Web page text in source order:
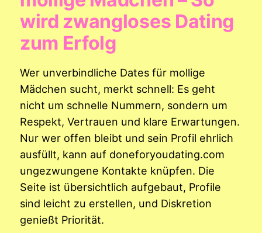
wird zwangloses Dating
zum Erfolg
Wer unverbindliche Dates für mollige
Mädchen sucht, merkt schnell: Es geht
nicht um schnelle Nummern, sondern um
Respekt, Vertrauen und klare Erwartungen.
Nur wer offen bleibt und sein Profil ehrlich
ausfüllt, kann auf doneforyoudating.com
ungezwungene Kontakte knüpfen. Die
Seite ist übersichtlich aufgebaut, Profile
sind leicht zu erstellen, und Diskretion
genießt Priorität.